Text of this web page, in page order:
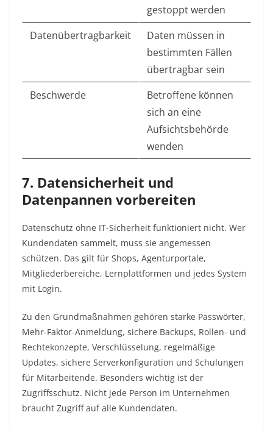
gestoppt werden
Datenübertragbarkeit
Daten müssen in
bestimmten Fällen
übertragbar sein
Beschwerde
Betroffene können
sich an eine
Aufsichtsbehörde
wenden
7. Datensicherheit und
Datenpannen vorbereiten
Datenschutz ohne IT-Sicherheit funktioniert nicht. Wer
Kundendaten sammelt, muss sie angemessen
schützen. Das gilt für Shops, Agenturportale,
Mitgliederbereiche, Lernplattformen und jedes System
mit Login.
Zu den Grundmaßnahmen gehören starke Passwörter,
Mehr-Faktor-Anmeldung, sichere Backups, Rollen- und
Rechtekonzepte, Verschlüsselung, regelmäßige
Updates, sichere Serverkonfiguration und Schulungen
für Mitarbeitende. Besonders wichtig ist der
Zugriffsschutz. Nicht jede Person im Unternehmen
braucht Zugriff auf alle Kundendaten.